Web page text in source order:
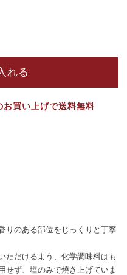
れる
お買い上げで送料無料
りのある部位をじっくりと丁寧
ただけるよう、化学調味料はも
せず、塩のみで焼き上げていま